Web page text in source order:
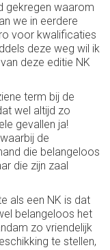
gekregen waarom
we in eerdere
voor kwalificaties
deze weg wil ik
deze editie NK
term bij de
wel altijd zo
gevallen ja!
de
die belangeloos
die zijn zaal
als een NK is dat
belangeloos het
zo vriendelijk
te stellen,